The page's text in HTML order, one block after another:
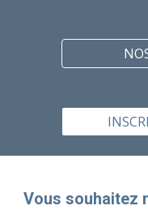
Vous souhaitez